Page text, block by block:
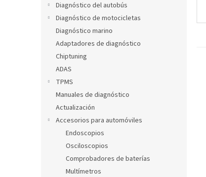
Diagnóstico del autobús
Diagnóstico de motocicletas
Diagnóstico marino
Adaptadores de diagnóstico
Chiptuning
ADAS
TPMS
Manuales de diagnóstico
Actualización
Accesorios para automóviles
Endoscopios
Osciloscopios
Comprobadores de baterías
Multímetros